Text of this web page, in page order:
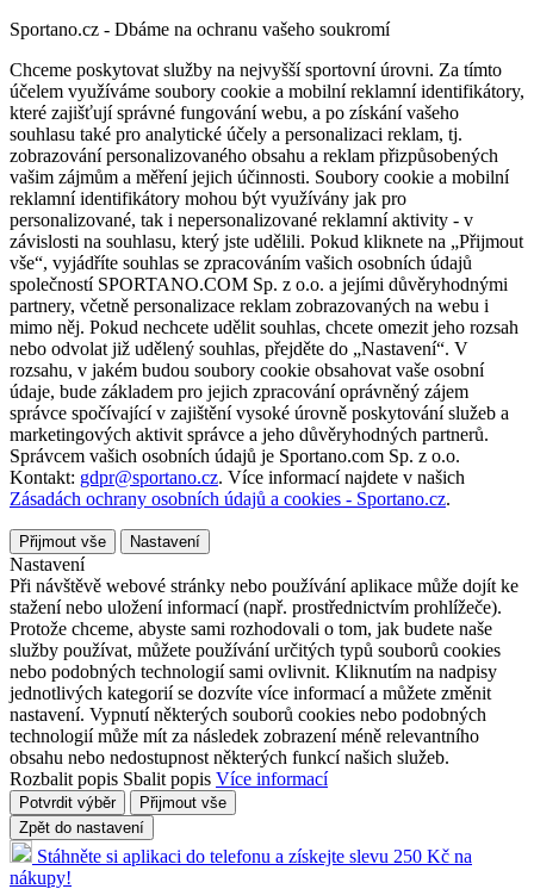
Sportano.cz - Dbáme na ochranu vašeho soukromí
Chceme poskytovat služby na nejvyšší sportovní úrovni. Za tímto
účelem využíváme soubory cookie a mobilní reklamní identifikátory,
které zajišťují správné fungování webu, a po získání vašeho
souhlasu také pro analytické účely a personalizaci reklam, tj.
zobrazování personalizovaného obsahu a reklam přizpůsobených
vašim zájmům a měření jejich účinnosti. Soubory cookie a mobilní
reklamní identifikátory mohou být využívány jak pro
personalizované, tak i nepersonalizované reklamní aktivity - v
závislosti na souhlasu, který jste udělili. Pokud kliknete na „Přijmout
vše“, vyjádříte souhlas se zpracováním vašich osobních údajů
společností SPORTANO.COM Sp. z o.o. a jejími důvěryhodnými
partnery, včetně personalizace reklam zobrazovaných na webu i
mimo něj. Pokud nechcete udělit souhlas, chcete omezit jeho rozsah
nebo odvolat již udělený souhlas, přejděte do „Nastavení“. V
rozsahu, v jakém budou soubory cookie obsahovat vaše osobní
údaje, bude základem pro jejich zpracování oprávněný zájem
správce spočívající v zajištění vysoké úrovně poskytování služeb a
marketingových aktivit správce a jeho důvěryhodných partnerů.
Správcem vašich osobních údajů je Sportano.com Sp. z o.o.
Kontakt: gdpr@sportano.cz. Více informací najdete v našich
Zásadách ochrany osobních údajů a cookies - Sportano.cz.
Přijmout vše Nastavení
Nastavení
Při návštěvě webové stránky nebo používání aplikace může dojít ke
stažení nebo uložení informací (např. prostřednictvím prohlížeče).
Protože chceme, abyste sami rozhodovali o tom, jak budete naše
služby používat, můžete používání určitých typů souborů cookies
nebo podobných technologií sami ovlivnit. Kliknutím na nadpisy
jednotlivých kategorií se dozvíte více informací a můžete změnit
nastavení. Vypnutí některých souborů cookies nebo podobných
technologií může mít za následek zobrazení méně relevantního
obsahu nebo nedostupnost některých funkcí našich služeb.
Rozbalit popis Sbalit popis Více informací
Potvrdit výběr
Přijmout vše
Zpět do nastavení
Stáhněte si aplikaci do telefonu a získejte slevu 250 Kč na
nákupy!